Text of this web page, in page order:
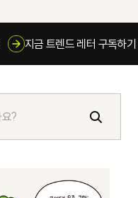
지금 트렌드 레터 구독하
검